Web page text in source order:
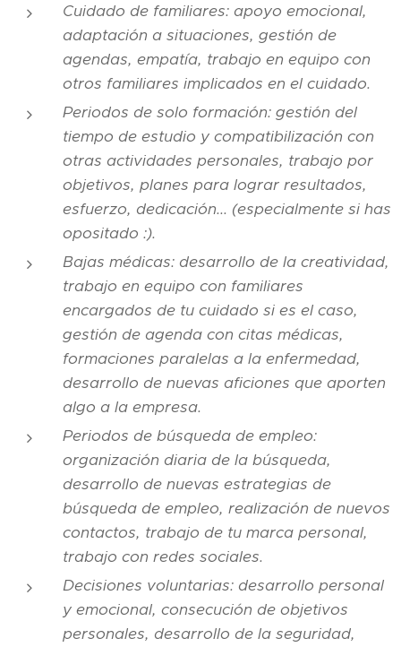
Cuidado de familiares: apoyo emocional,
adaptación a situaciones, gestión de
agendas, empatía, trabajo en equipo con
otros familiares implicados en el cuidado.
Periodos de solo formación: gestión del
tiempo de estudio y compatibilización con
otras actividades personales, trabajo por
objetivos, planes para lograr resultados,
esfuerzo, dedicación... (especialmente si has
opositado :).
Bajas médicas: desarrollo de la creatividad,
trabajo en equipo con familiares
encargados de tu cuidado si es el caso,
gestión de agenda con citas médicas,
formaciones paralelas a la enfermedad,
desarrollo de nuevas aficiones que aporten
algo a la empresa.
Periodos de búsqueda de empleo:
organización diaria de la búsqueda,
desarrollo de nuevas estrategias de
búsqueda de empleo, realización de nuevos
contactos, trabajo de tu marca personal,
trabajo con redes sociales.
Decisiones voluntarias: desarrollo personal
y emocional, consecución de objetivos
personales, desarrollo de la seguridad,